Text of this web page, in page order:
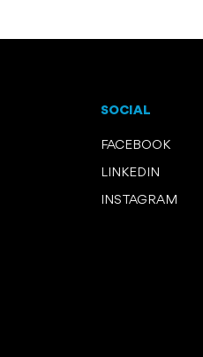
SOCIAL
FACEBOOK
LINKEDIN
INSTAGRAM